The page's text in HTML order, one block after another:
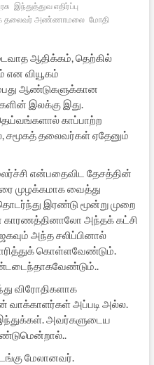
இந்துத்துவ எதிர்ப்பு
தலைவர் அண்ணாமலை மோதி
ஆதிக்கம், தெற்கில்
என வியூகம்
ஆண்டுகளுக்கான
இலக்கு இது.
காப்பாற்ற
சமூகத் தலைவர்கள் ஏதேனும்
என்பதைவிட தேசத்தின்
முழக்கமாக வைத்து
இரண்டு மூன்று முறை
காரணத்தினாலோ அந்தக் கட்சி
அந்த சலிப்பினால்
கொள்ளவேண்டும்.
விரோதிகளாக
வாக்காளர்கள் அப்படி அல்ல.
அவர்களுடைய
மேலானவர்.